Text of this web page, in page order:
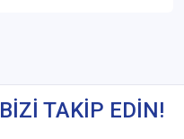
BİZİ TAKİP EDİN!